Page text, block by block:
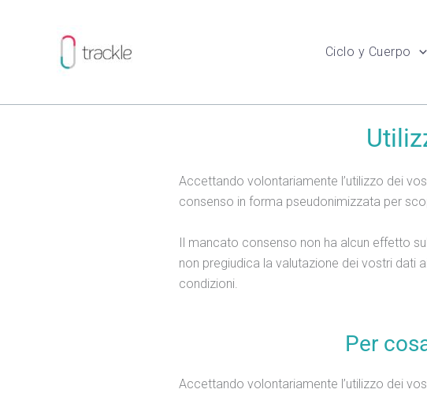
Ciclo y Cuerpo
Accettando volontariamente l’utilizzo dei
consenso in forma pseudonimizzata per
Il mancato consenso non ha alcun effetto
non pregiudica la valutazione dei vostri dati
condizioni.
Per
Accettando volontariamente l’utilizzo dei